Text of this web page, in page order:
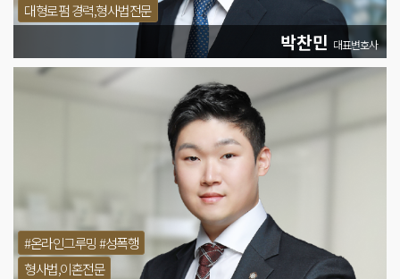
대형로펌 경력,형사법전문
박찬민 대표변호사
#온라인그루밍 #성폭행
형사법,이혼전문